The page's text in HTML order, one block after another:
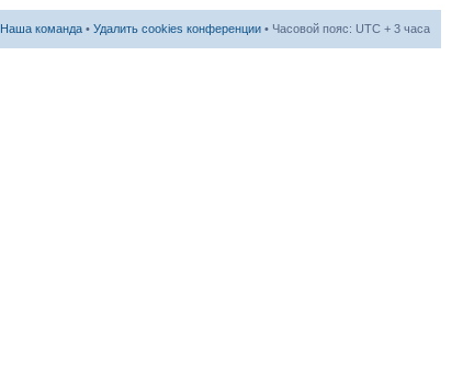
Наша команда • Удалить cookies конференции • Часовой пояс: UTC + 3 часа